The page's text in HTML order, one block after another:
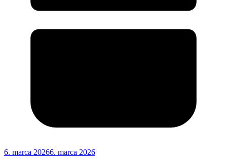
6. marca 20266. marca 2026